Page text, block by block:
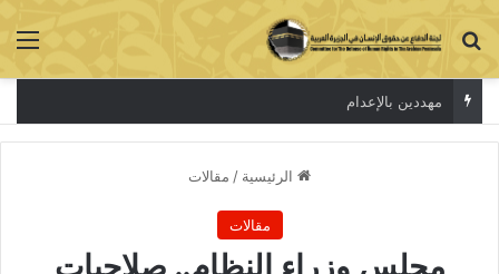
بحث عن
مهددين بالإعدام
الرئيسية / مقالات
مقالات
مجلس وزراء النظام.. صلاحيات